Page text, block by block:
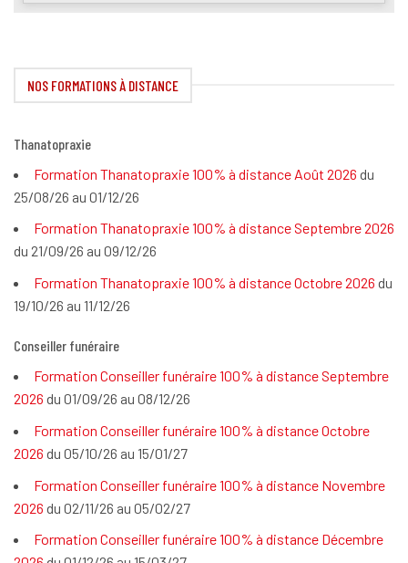
NOS FORMATIONS À DISTANCE
Thanatopraxie
Formation Thanatopraxie 100% à distance Août 2026 du
25/08/26 au 01/12/26
Formation Thanatopraxie 100% à distance Septembre 2026
du 21/09/26 au 09/12/26
Formation Thanatopraxie 100% à distance Octobre 2026 du
19/10/26 au 11/12/26
Conseiller funéraire
Formation Conseiller funéraire 100% à distance Septembre
2026 du 01/09/26 au 08/12/26
Formation Conseiller funéraire 100% à distance Octobre
2026 du 05/10/26 au 15/01/27
Formation Conseiller funéraire 100% à distance Novembre
2026 du 02/11/26 au 05/02/27
Formation Conseiller funéraire 100% à distance Décembre